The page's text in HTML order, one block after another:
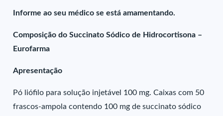
Informe ao seu médico se está amamentando.
Composição do Succinato Sódico de Hidrocortisona –
Eurofarma
Apresentação
Pó liófilo para solução injetável 100 mg. Caixas com 50
frascos-ampola contendo 100 mg de succinato sódico